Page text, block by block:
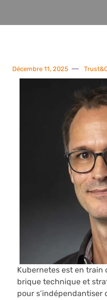
Décembre 11, 2025
Kubernetes est en train
brique technique et
pour s’indépendantiser